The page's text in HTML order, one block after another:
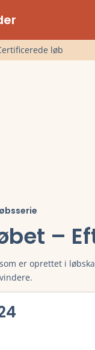
løb
–
er oprettet i
vindere.